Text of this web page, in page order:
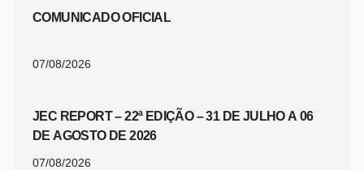
COMUNICADO OFICIAL
07/08/2026
JEC REPORT – 22ª EDIÇÃO – 31 DE JULHO A 06
DE AGOSTO DE 2026
07/08/2026